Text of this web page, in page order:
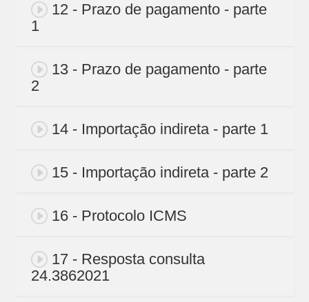
12 - Prazo de pagamento - parte
1
13 - Prazo de pagamento - parte
2
14 - Importação indireta - parte 1
15 - Importação indireta - parte 2
16 - Protocolo ICMS
17 - Resposta consulta
24.3862021